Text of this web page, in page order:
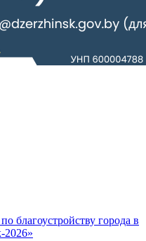
благоустройству города в
2026»